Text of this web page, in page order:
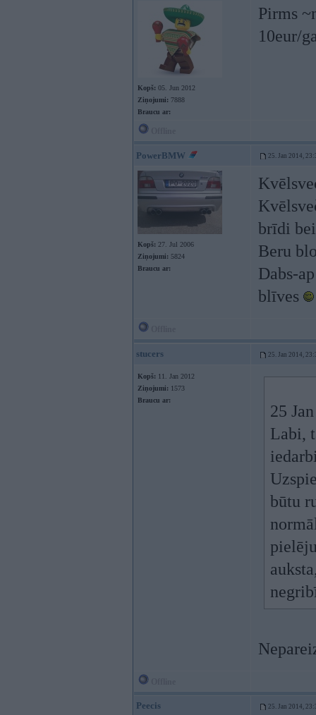
Kopš: 05. Jun 2012
Ziņojumi: 7888
Braucu ar:
Pirms
10eur/
PowerBMW 25. Jan 2014,
Kopš: 27. Jul 2006
Ziņojumi: 5824
Braucu ar:
brīdi
Beru
Dabs-
blīves
stucers 25. Jan 2014,
Kopš: 11. Jan 2012
Ziņojumi: 1573
Braucu ar:
25
Labi,
būtu
Peecis 25. Jan 2014,